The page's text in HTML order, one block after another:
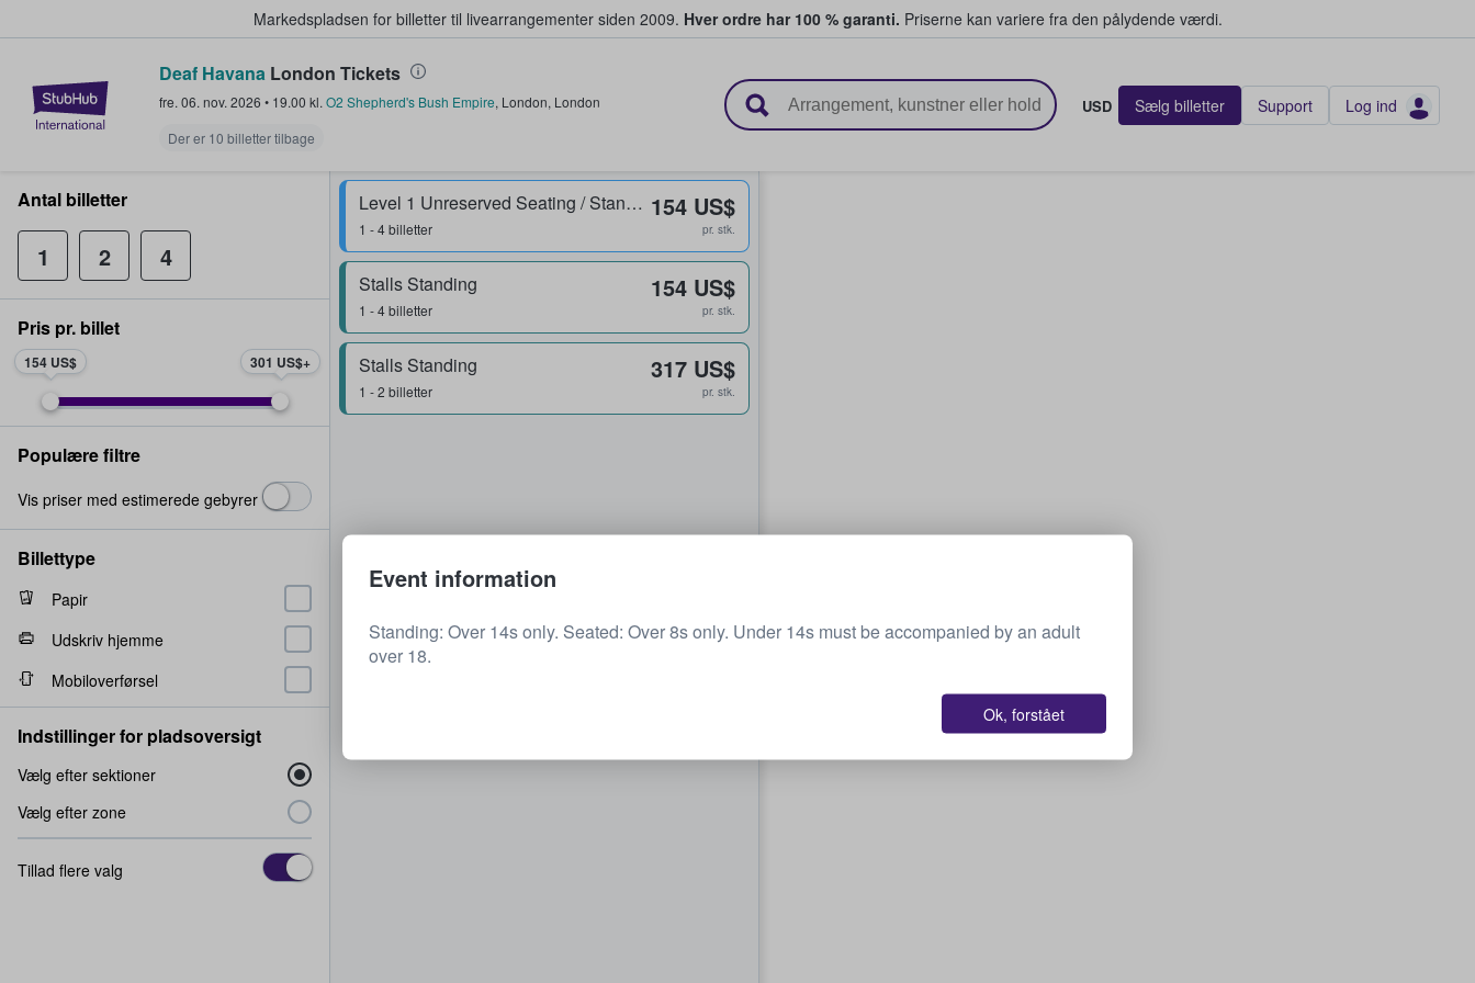
Markedspladsen for billetter til livearrangementer siden 2009. Hver ordre har 100 % garanti. Priserne kan variere fra den pålydende værdi.
StubHub - Hvor fans køber og sælger billetter
Deaf Havana London Tickets
fre. 06. nov. 2026 • 19.00 kl. O2 Shepherd's Bush Empire, London, London
Der er 10 billetter tilbage
USD Sælg billetter Support Log ind
Level 1 Unreserved Seating / Standing
1 - 4 billetter
154 US$
pr. stk.
Stalls Standing
1 - 4 billetter
154 US$
pr. stk.
Stalls Standing
1 - 2 billetter
317 US$
pr. stk.
Antal billetter
1 2 4
Pris pr. billet
154 US$ 301 US$
Populære filtre
Vis priser med estimerede gebyrer
Billettype
Papir
Udskriv hjemme
Mobiloverførsel
Indstillinger for pladsoversigt
Vælg efter sektioner
Vælg efter zone
Tillad flere valg
Event information
Standing: Over 14s only. Seated: Over 8s only. Under 14s must be accompanied by an adult
over 18.
Ok, forstået